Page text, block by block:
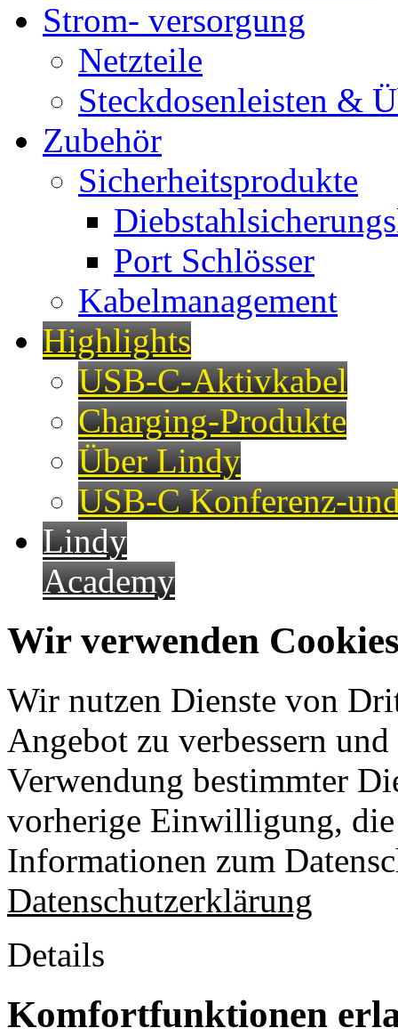
Strom- versorgung
Netzteile
Steckdosenleisten &
Zubehör
Sicherheitsprodukte
Port Schlösser
Kabelmanagement
Highlights
USB-C-Aktivkabel
Charging-Produkte
Über Lindy
USB-C Konferenz-
Lindy
Academy
Wir verwenden
Wir nutzen Dienste von
Angebot zu verbessern
Verwendung bestimmter
vorherige Einwilligung,
Informationen zum
Datenschutzerklärung
Details
Komfortfunktionen